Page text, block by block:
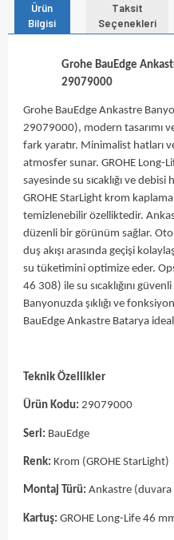
Ürün
Bilgisi
Taksit
Seçenekleri
Grohe BauEdge
29079000
Grohe BauEdge Ankastre
29079000), modern tasarımı
fark yaratır. Minimalist hatları
atmosfer sunar. GROHE Long-
sayesinde su sıcaklığı ve
GROHE StarLight krom
temizlenebilir özelliktedir.
düzenli bir görünüm sağlar.
duş akışı arasında geçişi
su tüketimini optimize eder.
46 308) ile su sıcaklığını
Banyonuzda şıklığı ve
BauEdge Ankastre Batarya
Teknik Özellikler
Ürün Kodu: 29079000
Seri: BauEdge
Renk: Krom (GROHE StarLight)
Montaj Türü: Ankastre
Kartuş: GROHE Long-Life 46